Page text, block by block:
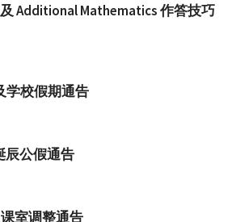
及 Additional Mathematics 作答技巧
学校假期通告
辰公假通告
室调整通告